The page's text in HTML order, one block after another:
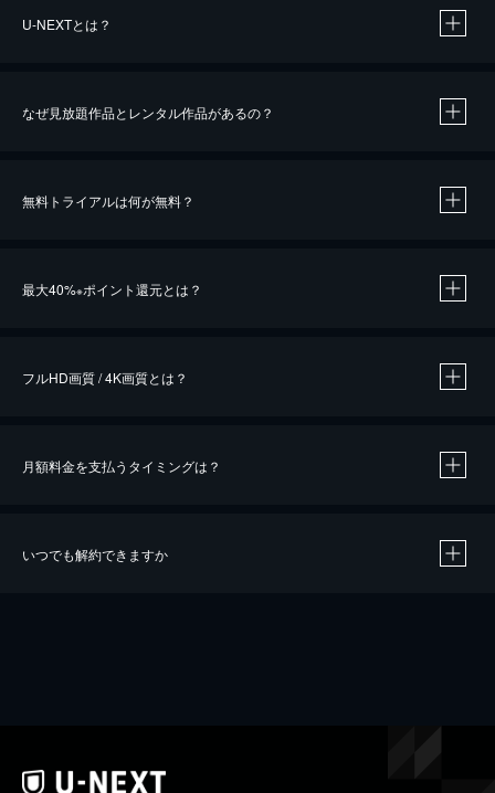
U-NEXTとは？
なぜ見放題作品とレンタル作品があるの？
無料トライアルは何が無料？
最大40%※ポイント還元とは？
※40％ポイント還元の対象は、クレジットカード決済による作品の購入 / レンタルです。
フルHD画質 / 4K画質とは？
月額料金を支払うタイミングは？
いつでも解約できますか